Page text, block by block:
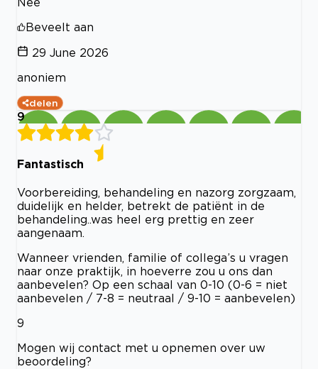
Beveelt aan
29 June 2026
anoniem
delen
9
Fantastisch
Voorbereiding, behandeling en nazorg zorgzaam,
duidelijk en helder, betrekt de patiënt in de
behandeling..was heel erg prettig en zeer
aangenaam.
Wanneer vrienden, familie of collega’s u vragen
naar onze praktijk, in hoeverre zou u ons dan
aanbevelen? Op een schaal van 0-10 (0-6 = niet
aanbevelen / 7-8 = neutraal / 9-10 = aanbevelen)
9
Mogen wij contact met u opnemen over uw
beoordeling?